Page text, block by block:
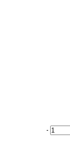
-